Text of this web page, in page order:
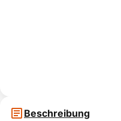
Beschreibung